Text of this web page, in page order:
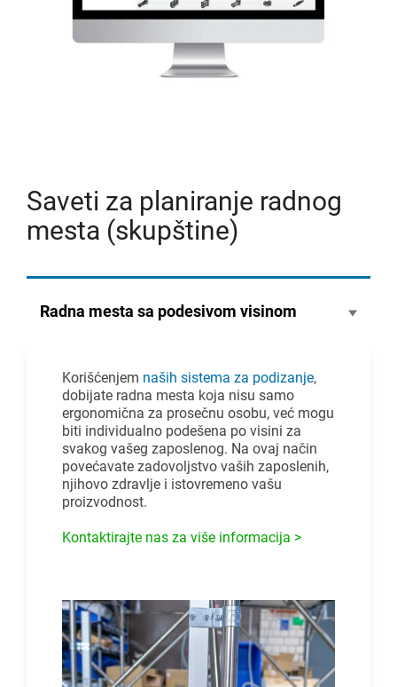
Saveti za planiranje radnog
mesta (skupštine)
Radna mesta sa podesivom visinom
Korišćenjem naših sistema za podizanje,
dobijate radna mesta koja nisu samo
ergonomična za prosečnu osobu, već mogu
biti individualno podešena po visini za
svakog vašeg zaposlenog. Na ovaj način
povećavate zadovoljstvo vaših zaposlenih,
njihovo zdravlje i istovremeno vašu
proizvodnost.
Kontaktirajte nas za više informacija >